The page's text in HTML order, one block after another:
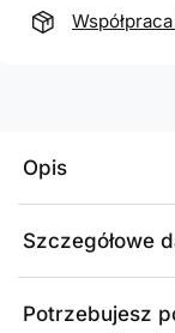
Opis
Szczegółowe
Potrzebujesz